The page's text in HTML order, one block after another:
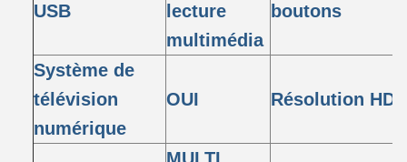
USB
lecture
multimédia
boutons
Système de
télévision
numérique
OUI Résolution HD